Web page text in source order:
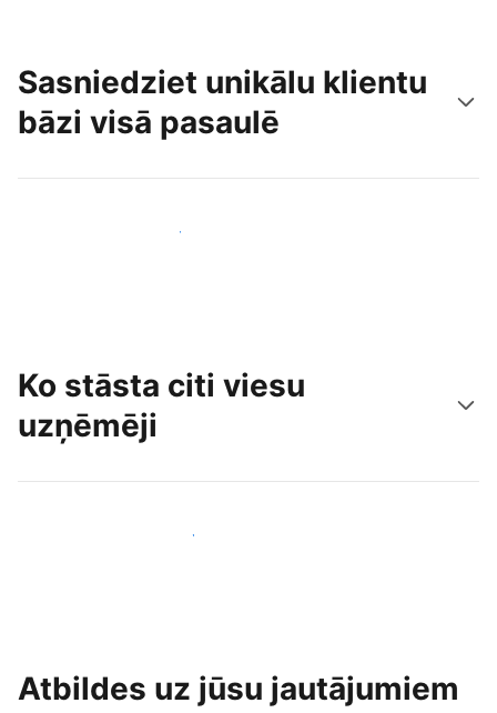
Sasniedziet unikālu klientu
bāzi visā pasaulē
Sasniegt jaunus viesus jau šodien
Ko stāsta citi viesu
uzņēmēji
Pievienoties citiem viesu uzņēmējiem
Atbildes uz jūsu jautājumiem